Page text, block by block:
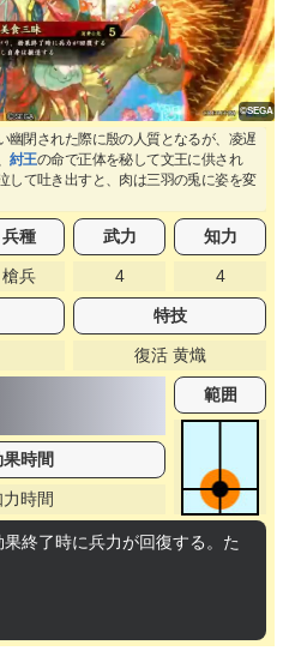
幽閉された際に殷の人質となるが、凌遅
紂王の命で正体を秘して文王に供され
して吐き出すと、肉は三羽の兎に姿を変
兵種 武力 知力
槍兵 4 4
特技
復活 黄熾
範囲
時間
時間
終了時に兵力が回復する。た